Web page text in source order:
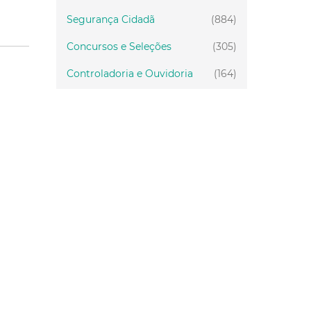
(884)
Segurança Cidadã
(305)
Concursos e Seleções
(164)
Controladoria e Ouvidoria